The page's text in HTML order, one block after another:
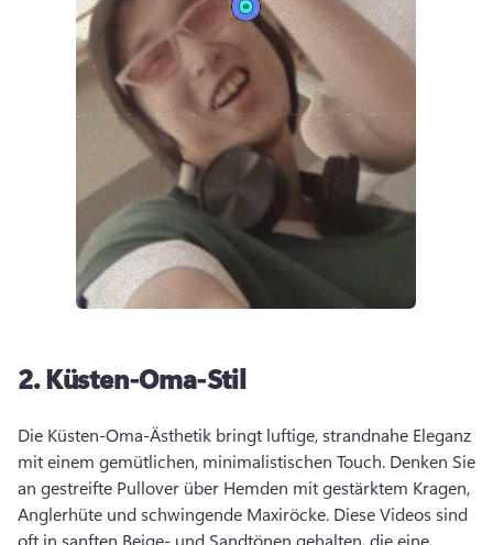
2.Küsten-Oma-Stil
Die Küsten-Oma-Ästhetik bringt luftige, strandnahe Eleganz
mit einem gemütlichen, minimalistischen Touch. Denken Sie
an gestreifte Pullover über Hemden mit gestärktem Kragen,
Anglerhüte und schwingende Maxiröcke. Diese Videos sind
oft in sanften Beige- und Sandtönen gehalten, die eine